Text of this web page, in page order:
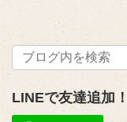
LINEで友達追加！